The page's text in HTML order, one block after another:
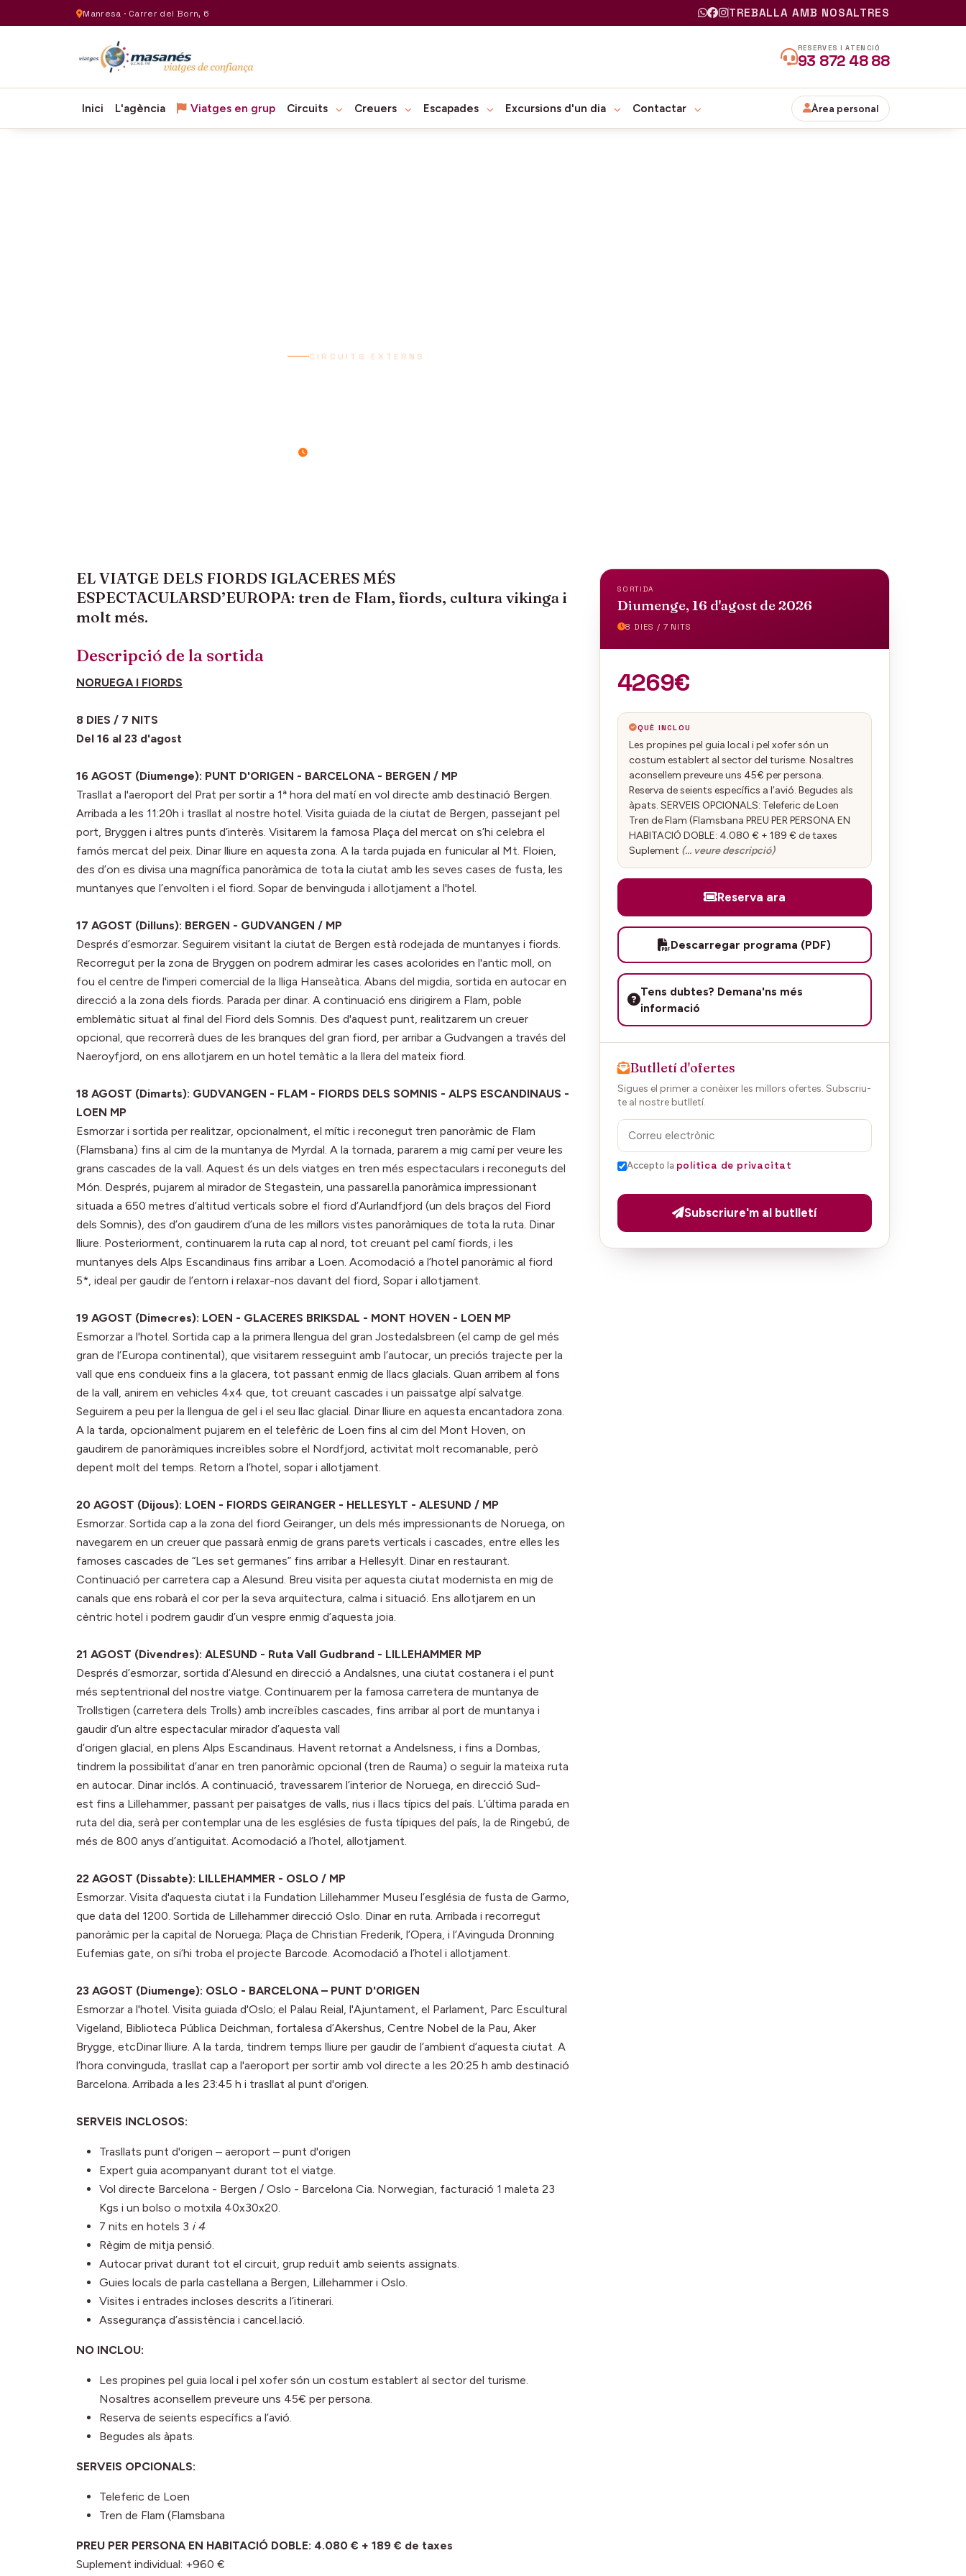
Manresa · Carrer del Born, 6 TREBALLA AMB NOSALTRES
RESERVES I ATENCIÓ
93 872 48 88
Inici L'agència Viatges en grup Circuits Creuers Escapades Excursions d'un dia Contactar Àrea personal
CIRCUITS EXTERNS
8 dies / 7 nits
EL VIATGE DELS FIORDS IGLACERES MÉS
ESPECTACULARSD’EUROPA: tren de Flam, fiords, cultura vikinga i
molt més.
Descripció de la sortida
NORUEGA I FIORDS
8 DIES / 7 NITS
Del 16 al 23 d'agost
16 AGOST (Diumenge): PUNT D'ORIGEN - BARCELONA - BERGEN / MP
Trasllat a l'aeroport del Prat per sortir a 1ª hora del matí en vol directe amb destinació Bergen.
Arribada a les 11:20h i trasllat al nostre hotel. Visita guiada de la ciutat de Bergen, passejant pel
port, Bryggen i altres punts d’interès. Visitarem la famosa Plaça del mercat on s’hi celebra el
famós mercat del peix. Dinar lliure en aquesta zona. A la tarda pujada en funicular al Mt. Floien,
des d’on es divisa una magnífica panoràmica de tota la ciutat amb les seves cases de fusta, les
muntanyes que l’envolten i el fiord. Sopar de benvinguda i allotjament a l'hotel.
17 AGOST (Dilluns): BERGEN - GUDVANGEN / MP
Després d’esmorzar. Seguirem visitant la ciutat de Bergen està rodejada de muntanyes i fiords.
Recorregut per la zona de Bryggen on podrem admirar les cases acolorides en l'antic moll, on
fou el centre de l'imperi comercial de la lliga Hanseàtica. Abans del migdia, sortida en autocar en
direcció a la zona dels fiords. Parada per dinar. A continuació ens dirigirem a Flam, poble
emblemàtic situat al final del Fiord dels Somnis. Des d'aquest punt, realitzarem un creuer
opcional, que recorrerà dues de les branques del gran fiord, per arribar a Gudvangen a través del
Naeroyfjord, on ens allotjarem en un hotel temàtic a la llera del mateix fiord.
18 AGOST (Dimarts): GUDVANGEN - FLAM - FIORDS DELS SOMNIS - ALPS ESCANDINAUS -
LOEN MP
Esmorzar i sortida per realitzar, opcionalment, el mític i reconegut tren panoràmic de Flam
(Flamsbana) fins al cim de la muntanya de Myrdal. A la tornada, pararem a mig camí per veure les
grans cascades de la vall. Aquest és un dels viatges en tren més espectaculars i reconeguts del
Món. Després, pujarem al mirador de Stegastein, una passarel.la panoràmica impressionant
situada a 650 metres d’altitud verticals sobre el fiord d’Aurlandfjord (un dels braços del Fiord
dels Somnis), des d’on gaudirem d’una de les millors vistes panoràmiques de tota la ruta. Dinar
lliure. Posteriorment, continuarem la ruta cap al nord, tot creuant pel camí fiords, i les
muntanyes dels Alps Escandinaus fins arribar a Loen. Acomodació a l’hotel panoràmic al fiord
5*, ideal per gaudir de l’entorn i relaxar-nos davant del fiord, Sopar i allotjament.
19 AGOST (Dimecres): LOEN - GLACERES BRIKSDAL - MONT HOVEN - LOEN MP
Esmorzar a l'hotel. Sortida cap a la primera llengua del gran Jostedalsbreen (el camp de gel més
gran de l’Europa continental), que visitarem resseguint amb l’autocar, un preciós trajecte per la
vall que ens condueix fins a la glacera, tot passant enmig de llacs glacials. Quan arribem al fons
de la vall, anirem en vehicles 4x4 que, tot creuant cascades i un paissatge alpí salvatge.
Seguirem a peu per la llengua de gel i el seu llac glacial. Dinar lliure en aquesta encantadora zona.
A la tarda, opcionalment pujarem en el telefèric de Loen fins al cim del Mont Hoven, on
gaudirem de panoràmiques increïbles sobre el Nordfjord, activitat molt recomanable, però
depent molt del temps. Retorn a l’hotel, sopar i allotjament.
20 AGOST (Dijous): LOEN - FIORDS GEIRANGER - HELLESYLT - ALESUND / MP
Esmorzar. Sortida cap a la zona del fiord Geiranger, un dels més impressionants de Noruega, on
navegarem en un creuer que passarà enmig de grans parets verticals i cascades, entre elles les
famoses cascades de “Les set germanes” fins arribar a Hellesylt. Dinar en restaurant.
Continuació per carretera cap a Alesund. Breu visita per aquesta ciutat modernista en mig de
canals que ens robarà el cor per la seva arquitectura, calma i situació. Ens allotjarem en un
cèntric hotel i podrem gaudir d’un vespre enmig d’aquesta joia.
21 AGOST (Divendres): ALESUND - Ruta Vall Gudbrand - LILLEHAMMER MP
Després d’esmorzar, sortida d’Alesund en direcció a Andalsnes, una ciutat costanera i el punt
més septentrional del nostre viatge. Continuarem per la famosa carretera de muntanya de
Trollstigen (carretera dels Trolls) amb increïbles cascades, fins arribar al port de muntanya i
gaudir d’un altre espectacular mirador d’aquesta vall
d’origen glacial, en plens Alps Escandinaus. Havent retornat a Andelsness, i fins a Dombas,
tindrem la possibilitat d’anar en tren panoràmic opcional (tren de Rauma) o seguir la mateixa ruta
en autocar. Dinar inclós. A continuació, travessarem l’interior de Noruega, en direcció Sud-
est fins a Lillehammer, passant per paisatges de valls, rius i llacs típics del país. L’última parada en
ruta del dia, serà per contemplar una de les esglésies de fusta típiques del país, la de Ringebú, de
més de 800 anys d’antiguitat. Acomodació a l’hotel, allotjament.
22 AGOST (Dissabte): LILLEHAMMER - OSLO / MP
Esmorzar. Visita d'aquesta ciutat i la Fundation Lillehammer Museu l’església de fusta de Garmo,
que data del 1200. Sortida de Lillehammer direcció Oslo. Dinar en ruta. Arribada i recorregut
panoràmic per la capital de Noruega; Plaça de Christian Frederik, l’Opera, i l’Avinguda Dronning
Eufemias gate, on si’hi troba el projecte Barcode. Acomodació a l’hotel i allotjament.
23 AGOST (Diumenge): OSLO - BARCELONA – PUNT D'ORIGEN
Esmorzar a l'hotel. Visita guiada d'Oslo; el Palau Reial, l'Ajuntament, el Parlament, Parc Escultural
Vigeland, Biblioteca Pública Deichman, fortalesa d’Akershus, Centre Nobel de la Pau, Aker
Brygge, etcDinar lliure. A la tarda, tindrem temps lliure per gaudir de l’ambient d’aquesta ciutat. A
l’hora convinguda, trasllat cap a l'aeroport per sortir amb vol directe a les 20:25 h amb destinació
Barcelona. Arribada a les 23:45 h i trasllat al punt d'origen.
SERVEIS INCLOSOS:
Trasllats punt d'origen – aeroport – punt d'origen
Expert guia acompanyant durant tot el viatge.
Vol directe Barcelona - Bergen / Oslo - Barcelona Cia. Norwegian, facturació 1 maleta 23
Kgs i un bolso o motxila 40x30x20.
7 nits en hotels 3 i 4
Règim de mitja pensió.
Autocar privat durant tot el circuit, grup reduït amb seients assignats.
Guies locals de parla castellana a Bergen, Lillehammer i Oslo.
Visites i entrades incloses descrits a l’itinerari.
Assegurança d’assistència i cancel.lació.
NO INCLOU:
Les propines pel guia local i pel xofer són un costum establert al sector del turisme.
Nosaltres aconsellem preveure uns 45€ per persona.
Reserva de seients específics a l’avió.
Begudes als àpats.
SERVEIS OPCIONALS:
Teleferic de Loen
Tren de Flam (Flamsbana
PREU PER PERSONA EN HABITACIÓ DOBLE: 4.080 € + 189 € de taxes
Suplement individual: +960 €
SORTIDA
Diumenge, 16 d'agost de 2026
8 DIES / 7 NITS
4269€
QUÈ INCLOU
Les propines pel guia local i pel xofer són un
costum establert al sector del turisme. Nosaltres
aconsellem preveure uns 45€ per persona.
Reserva de seients específics a l’avió. Begudes als
àpats. SERVEIS OPCIONALS: Teleferic de Loen
Tren de Flam (Flamsbana PREU PER PERSONA EN
HABITACIÓ DOBLE: 4.080 € + 189 € de taxes
Suplement (… veure descripció)
Reserva ara
Descarregar programa (PDF)
Tens dubtes? Demana'ns més
informació
Butlletí d'ofertes
Sigues el primer a conèixer les millors ofertes. Subscriu-
te al nostre butlletí.
Accepto la política de privacitat
Subscriure'm al butlletí